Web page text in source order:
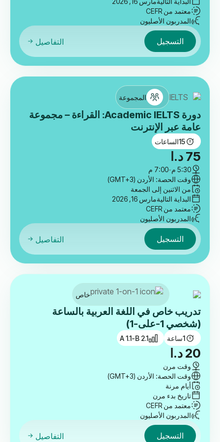
معتمد من CEFR
المدربون الأصليون
التسجيل التفاصيل
المجموعة
دورة Academic IELTS: القراءة – مجموعة
عامة عبر الإنترنت
15الساعات
75 د.ا
5:30 م -7:00 م
وقت الحصة: الأردن (GMT+3)
من الاثنين إلى الجمعة
البداية التاليةمارس 16, 2026
معتمد من CEFR
المدربون الأصليون
التسجيل التفاصيل
خاص
تدريب خاص في اللغة العربية بالساعة
(شخصي 1-على-1)
1ساعة A 1.1-B 2.1
20 د.ا
وقت مرن
وقت الحصة: الأردن (GMT+3)
أيام مرنة
تاريخ بدء مرن
معتمد من CEFR
المدربون الأصليون
التسجيل التفاصيل